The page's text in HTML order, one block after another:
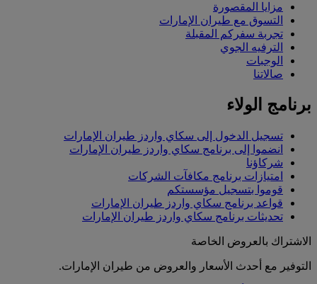
مزايا المقصورة
التسوق مع طيران الإمارات
تجربة سفركم المقبلة
الترفيه الجوي
الوجبات
صالاتنا
برنامج الولاء
تسجيل الدخول إلى سكاي واردز طيران الإمارات
انضموا إلى برنامج سكاي واردز طيران الإمارات
شركاؤنا
امتيازات برنامج مكافآت الشركات
قوموا بتسجيل مؤسستكم
قواعد برنامج سكاي واردز طيران الإمارات
تحديثات برنامج سكاي واردز طيران الإمارات
الاشتراك بالعروض الخاصة
التوفير مع أحدث الأسعار والعروض من طيران الإمارات.